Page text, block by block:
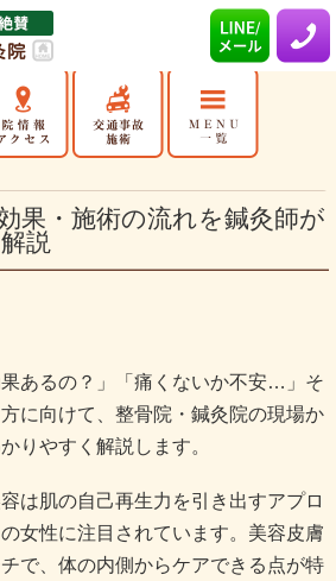
果・施術の流れを鍼灸師が
説
果あるの？」「痛くないか不安…」そ
に向けて、整骨院・鍼灸院の現場か
りやすく解説します。
は肌の自己再生力を引き出すアプロ
女性に注目されています。美容皮膚
で、体の内側からケアできる点が特